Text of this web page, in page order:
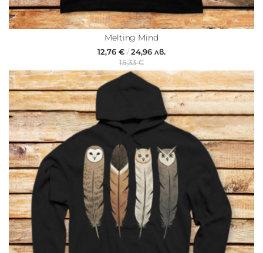
Melting Mind
12,76 € /24,96 лв.
15,33 €